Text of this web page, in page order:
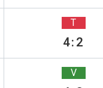
T
4:2
V